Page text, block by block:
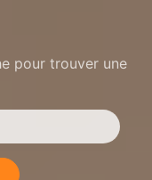
pour trouver une